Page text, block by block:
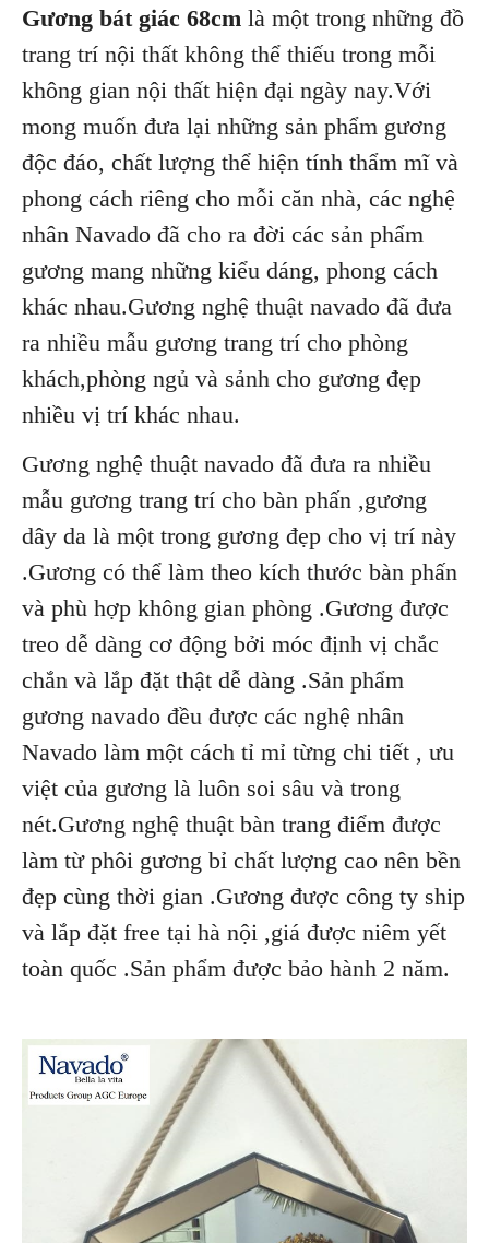
Gương bát giác 68cm là một trong những đồ
trang trí nội thất không thể thiếu trong mỗi
không gian nội thất hiện đại ngày nay.Với
mong muốn đưa lại những sản phẩm gương
độc đáo, chất lượng thể hiện tính thẩm mĩ và
phong cách riêng cho mỗi căn nhà, các nghệ
nhân Navado đã cho ra đời các sản phẩm
gương mang những kiểu dáng, phong cách
khác nhau.Gương nghệ thuật navado đã đưa
ra nhiều mẫu gương trang trí cho phòng
khách,phòng ngủ và sảnh cho gương đẹp
nhiều vị trí khác nhau.
Gương nghệ thuật navado đã đưa ra nhiều
mẫu gương trang trí cho bàn phấn ,gương
dây da là một trong gương đẹp cho vị trí này
.Gương có thể làm theo kích thước bàn phấn
và phù hợp không gian phòng .Gương được
treo dễ dàng cơ động bởi móc định vị chắc
chắn và lắp đặt thật dễ dàng .Sản phẩm
gương navado đều được các nghệ nhân
Navado làm một cách tỉ mỉ từng chi tiết , ưu
việt của gương là luôn soi sâu và trong
nét.Gương nghệ thuật bàn trang điểm được
làm từ phôi gương bỉ chất lượng cao nên bền
đẹp cùng thời gian .Gương được công ty ship
và lắp đặt free tại hà nội ,giá được niêm yết
toàn quốc .Sản phẩm được bảo hành 2 năm.